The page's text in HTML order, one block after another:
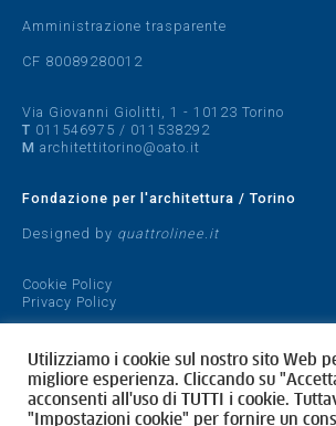
Amministrazione trasparente
CF 80089280012
Via Giovanni Giolitti, 1 - 10123 Torino
T 011546975 / 011538292
M architettitorino@oato.it
Fondazione per l'architettura / Torino
Designed by quattrolinee.it
Cookie Policy
Privacy Policy
Utilizziamo i cookie sul nostro sito Web
migliore esperienza. Cliccando su
acconsenti all'uso di TUTTI i cookie.
"Impostazioni cookie" per fornire un